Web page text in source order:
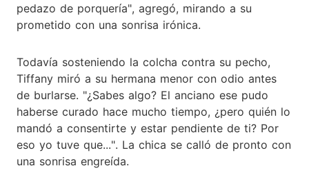
pedazo de porquería", agregó, mirando a su
prometido con una sonrisa irónica.
Todavía sosteniendo la colcha contra su pecho,
Tiffany miró a su hermana menor con odio antes
de burlarse. "¿Sabes algo? El anciano ese pudo
haberse curado hace mucho tiempo, ¿pero quién lo
mandó a consentirte y estar pendiente de ti? Por
eso yo tuve que...". La chica se calló de pronto con
una sonrisa engreída.